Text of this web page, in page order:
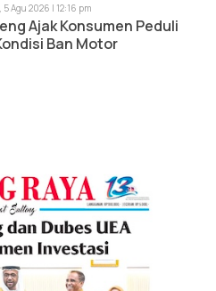
5 Agu 2026 | 12:16 pm
Ajak Konsumen Peduli
Ban Motor